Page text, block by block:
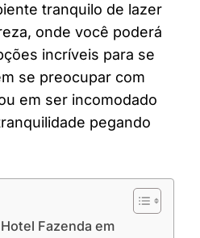
tranquilo de lazer
onde você poderá
incríveis para se
se preocupar com
em ser incomodado
pegando
Fazenda em